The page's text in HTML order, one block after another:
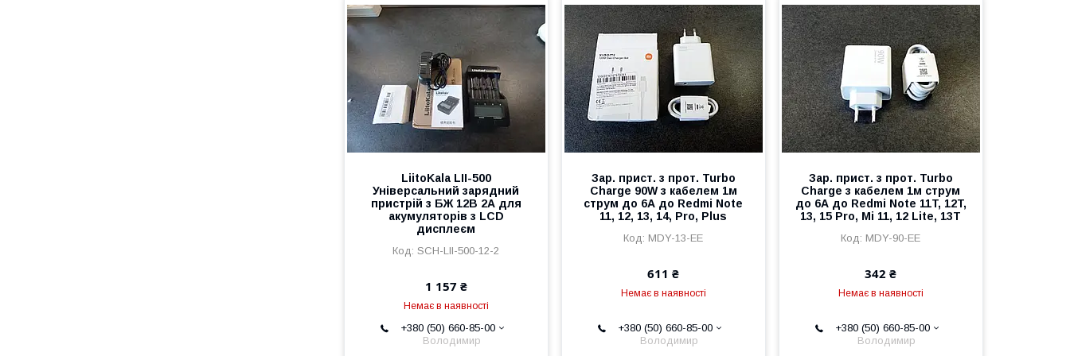
LiitoKala LII-500
Універсальний зарядний
пристрій з БЖ 12В 2А для
акумуляторів з LCD
дисплеєм
SCH-LII-500-12-2
1 157 ₴
Немає в наявності
+380 (50) 660-85-00
Володимир
Зар. прист. з прот. Turbo
Charge 90W з кабелем 1м
струм до 6А до Redmi Note
11, 12, 13, 14, Pro, Plus
MDY-13-EE
611 ₴
Немає в наявності
+380 (50) 660-85-00
Володимир
Зар. прист. з прот. Turbo
Charge з кабелем 1м струм
до 6А до Redmi Note 11T, 12T,
13, 15 Pro, Mi 11, 12 Lite, 13T
MDY-90-EE
342 ₴
Немає в наявності
+380 (50) 660-85-00
Володимир